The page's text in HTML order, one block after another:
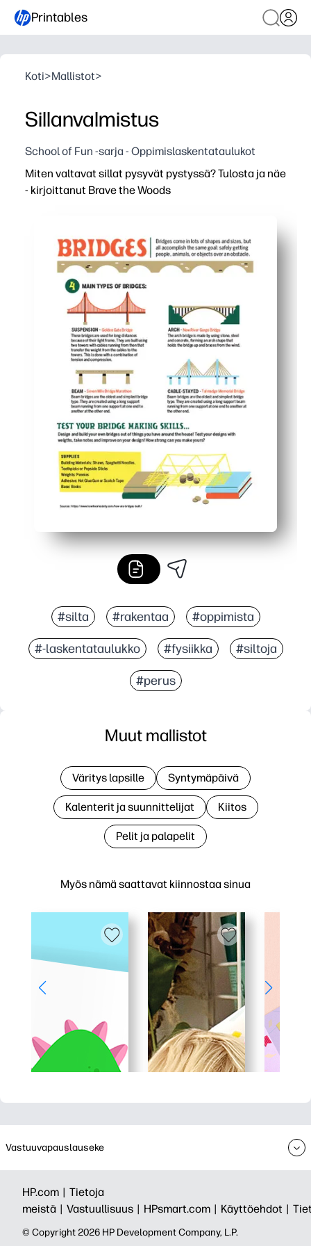
Printables
Koti>Mallistot>
Sillanvalmistus
School of Fun -sarja - Oppimislaskentataulukot
Miten valtavat sillat pysyvät pystyssä? Tulosta ja näe
- kirjoittanut Brave the Woods
#silta #rakentaa #oppimista
#-laskentataulukko #fysiikka #siltoja
#perus
Myös nämä saattavat kiinnostaa sinua
Muut mallistot
Väritys lapsille Syntymäpäivä
Kalenterit ja suunnittelijat Kiitos
Pelit ja palapelit
Vastuuvapauslauseke
HP.com | Tietoja
meistä | Vastuullisuus | HPsmart.com | Käyttöehdot |
© Copyright 2026 HP Development Company, L.P.